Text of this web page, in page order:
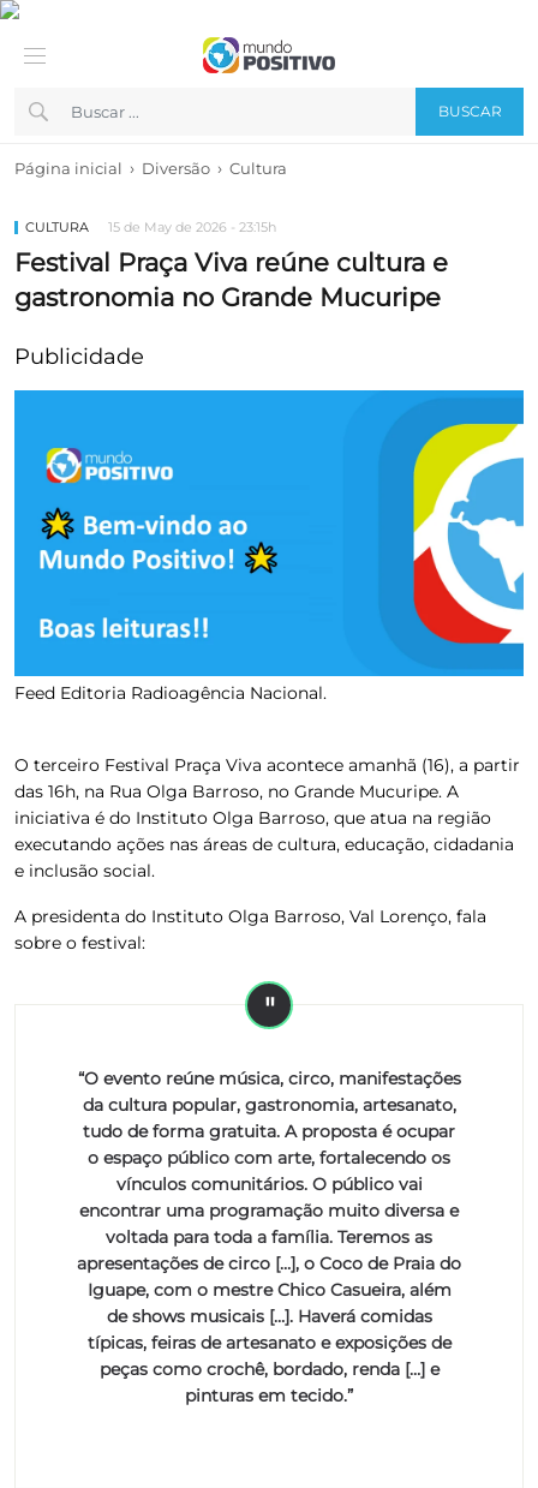
BUSCAR
Página inicial › Diversão › Cultura
CULTURA 15 de May de 2026 - 23:15h
Festival Praça Viva reúne cultura e
gastronomia no Grande Mucuripe
Publicidade
Feed Editoria Radioagência Nacional.
O terceiro Festival Praça Viva acontece amanhã (16), a partir
das 16h, na Rua Olga Barroso, no Grande Mucuripe. A
iniciativa é do Instituto Olga Barroso, que atua na região
executando ações nas áreas de cultura, educação, cidadania
e inclusão social.
A presidenta do Instituto Olga Barroso, Val Lorenço, fala
sobre o festival:
“O evento reúne música, circo, manifestações
da cultura popular, gastronomia, artesanato,
tudo de forma gratuita. A proposta é ocupar
o espaço público com arte, fortalecendo os
vínculos comunitários. O público vai
encontrar uma programação muito diversa e
voltada para toda a família. Teremos as
apresentações de circo […], o Coco de Praia do
Iguape, com o mestre Chico Casueira, além
de shows musicais […]. Haverá comidas
típicas, feiras de artesanato e exposições de
peças como crochê, bordado, renda […] e
pinturas em tecido.”